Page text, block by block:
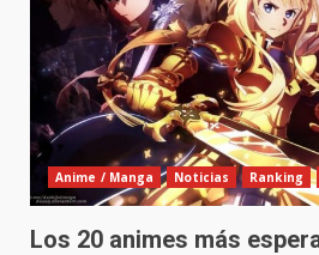
Anime / Manga Noticias Ranking
Los 20 animes más